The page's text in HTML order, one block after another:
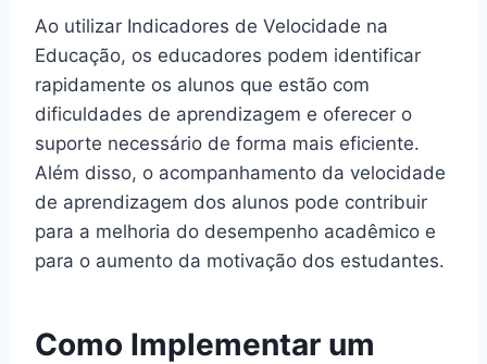
Ao utilizar Indicadores de Velocidade na
Educação, os educadores podem identificar
rapidamente os alunos que estão com
dificuldades de aprendizagem e oferecer o
suporte necessário de forma mais eficiente.
Além disso, o acompanhamento da velocidade
de aprendizagem dos alunos pode contribuir
para a melhoria do desempenho acadêmico e
para o aumento da motivação dos estudantes.
Como Implementar um